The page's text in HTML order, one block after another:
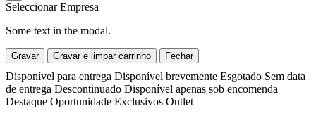
Seleccionar Empresa
Some text in the modal.
Gravar Gravar e limpar carrinho Fechar
Disponível para entrega Disponível brevemente Esgotado Sem data
de entrega Descontinuado Disponível apenas sob encomenda
Destaque Oportunidade Exclusivos Outlet